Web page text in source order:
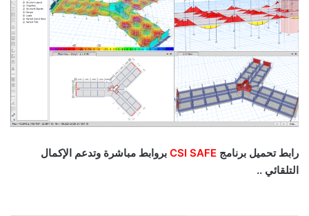
رابط تحميل برنامج CSI SAFE بروابط مباشرة وتدعم الإكمال
التلقائي ..